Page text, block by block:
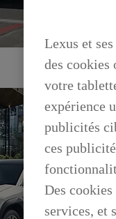
Lexus et
des cookies
votre
expérience
publicités
ces
Des
services, et